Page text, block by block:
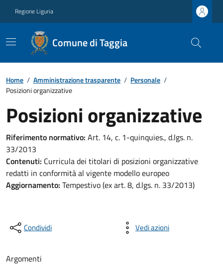
Regione Liguria
Comune di Taggia
Home / Amministrazione trasparente / Personale /
Posizioni organizzative
Posizioni organizzative
Riferimento normativo: Art. 14, c. 1-quinquies., d.lgs. n.
33/2013
Contenuti: Curricula dei titolari di posizioni organizzative
redatti in conformità al vigente modello europeo
Aggiornamento: Tempestivo (ex art. 8, d.lgs. n. 33/2013)
Condividi Vedi azioni
Argomenti